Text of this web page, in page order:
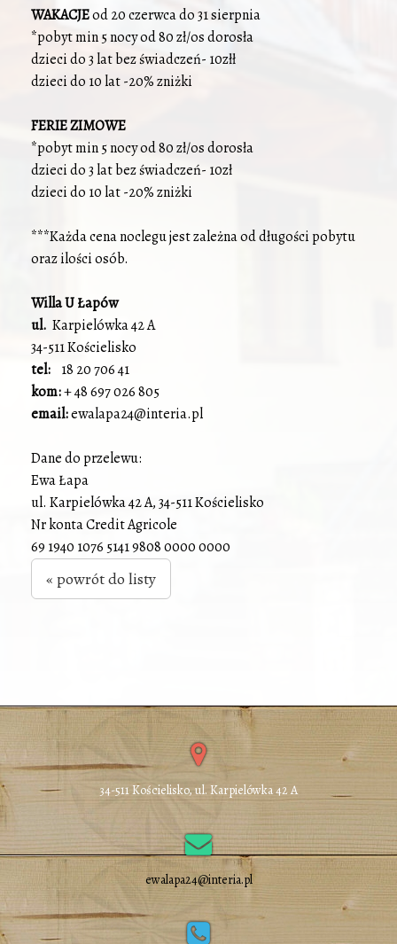
WAKACJEod 20 czerwca do 31 sierpnia
*pobyt min 5 nocy od 80 zł/os dorosła
dzieci do 3 lat bez świadczeń- 10złł
dzieci do 10 lat -20% zniżki
FERIE ZIMOWE
*pobyt min 5 nocy od 80 zł/os dorosła
dzieci do 3 lat bez świadczeń- 10zł
dzieci do 10 lat -20% zniżki
***Każda cena noclegu jest zależna od długości pobytu
oraz ilości osób.
Willa U Łapów
ul. Karpielówka 42 A
34-511 Kościelisko
tel: 18 20 706 41
kom:+ 48 697 026 805
email:ewalapa24@interia.pl
Dane do przelewu:
Ewa Łapa
ul. Karpielówka 42 A, 34-511 Kościelisko
Nr konta Credit Agricole
69 1940 1076 5141 9808 0000 0000
« powrót do listy
34-511 Kościelisko, ul. Karpielówka 42 A
ewalapa24@interia.pl